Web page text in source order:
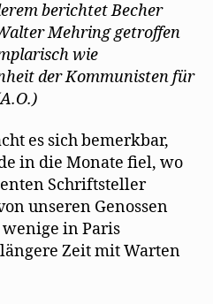
berichtet Becher
Mehring getroffen
wie
der Kommunisten für
es sich bemerkbar,
in die Monate fiel, wo
Schriftsteller
unseren Genossen
in Paris
Zeit mit Warten